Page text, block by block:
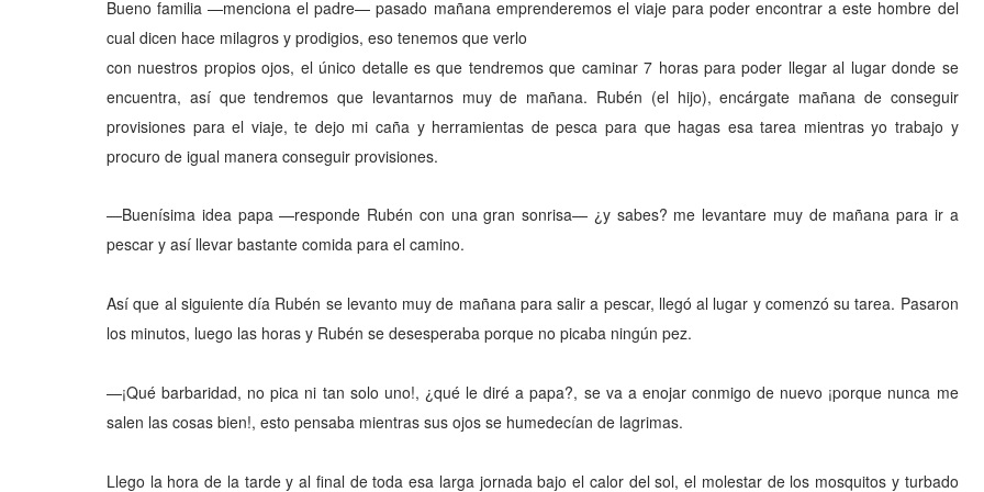
Bueno familia —menciona el padre— pasado mañana emprenderemos el viaje para poder encontrar a este hombre del
cual dicen hace milagros y prodigios, eso tenemos que verlo
con nuestros propios ojos, el único detalle es que tendremos que caminar 7 horas para poder llegar al lugar donde se
encuentra, así que tendremos que levantarnos muy de mañana. Rubén (el hijo), encárgate mañana de conseguir
provisiones para el viaje, te dejo mi caña y herramientas de pesca para que hagas esa tarea mientras yo trabajo y
procuro de igual manera conseguir provisiones.
—Buenísima idea papa —responde Rubén con una gran sonrisa— ¿y sabes? me levantare muy de mañana para ir a
pescar y así llevar bastante comida para el camino.
Así que al siguiente día Rubén se levanto muy de mañana para salir a pescar, llegó al lugar y comenzó su tarea. Pasaron
los minutos, luego las horas y Rubén se desesperaba porque no picaba ningún pez.
—¡Qué barbaridad, no pica ni tan solo uno!, ¿qué le diré a papa?, se va a enojar conmigo de nuevo ¡porque nunca me
salen las cosas bien!, esto pensaba mientras sus ojos se humedecían de lagrimas.
Llego la hora de la tarde y al final de toda esa larga jornada bajo el calor del sol, el molestar de los mosquitos y turbado